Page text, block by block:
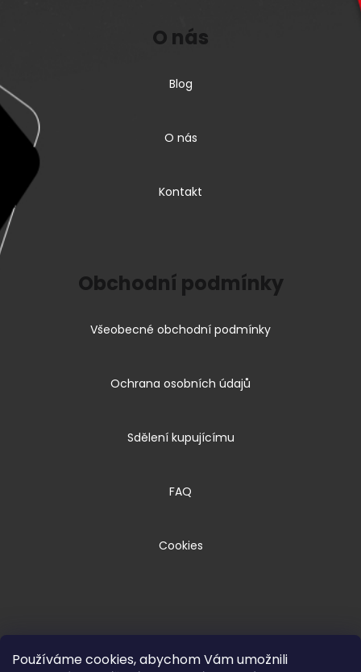
Používáme cookies, abychom Vám umožnili
O nás
Blog
O nás
Kontakt
Obchodní podmínky
Všeobecné obchodní podmínky
Ochrana osobních údajů
Sdělení kupujícímu
FAQ
Cookies